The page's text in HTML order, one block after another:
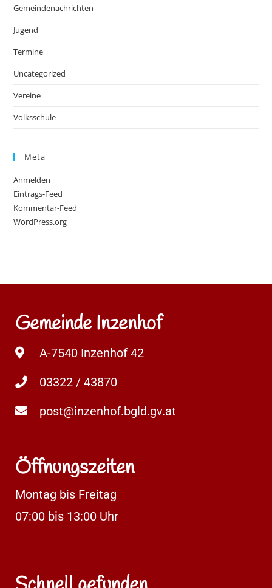
Gemeindenachrichten
Jugend
Termine
Uncategorized
Vereine
Volksschule
Meta
Anmelden
Eintrags-Feed
Kommentar-Feed
WordPress.org
Gemeinde Inzenhof
A-7540 Inzenhof 42
03322 / 43870
post@inzenhof.bgld.gv.at
Öffnungszeiten
Montag bis Freitag
07:00 bis 13:00 Uhr